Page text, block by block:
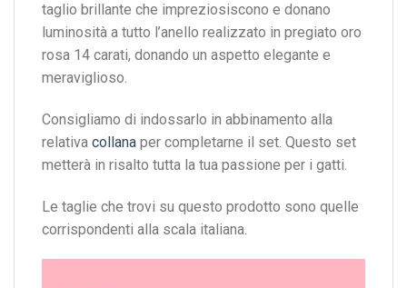
taglio brillante che impreziosiscono e donano
luminosità a tutto l’anello realizzato in pregiato oro
rosa 14 carati, donando un aspetto elegante e
meraviglioso.
Consigliamo di indossarlo in abbinamento alla
relativa collana per completarne il set. Questo set
metterà in risalto tutta la tua passione per i gatti.
Le taglie che trovi su questo prodotto sono quelle
corrispondenti alla scala italiana.